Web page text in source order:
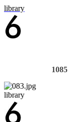
library
library